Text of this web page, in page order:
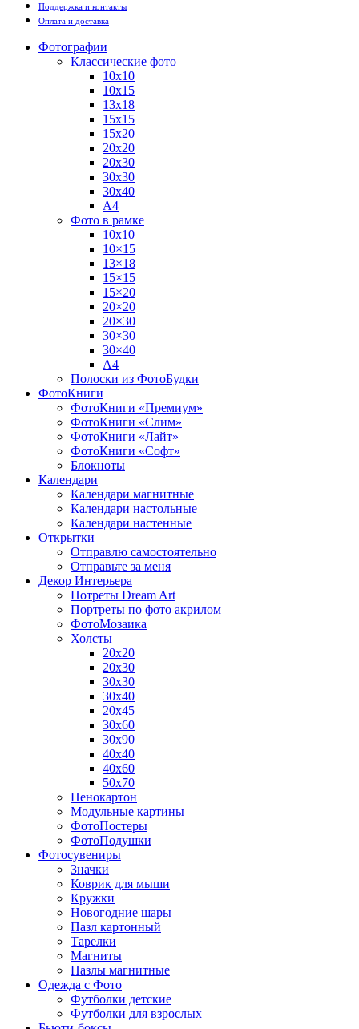
Поддержка и контакты
Оплата и доставка
Фотографии
Классические фото
10х10
10х15
13х18
15х15
15х20
20х20
20х30
30х30
30х40
А4
Фото в рамке
10х10
10×15
13×18
15×15
15×20
20×20
20×30
30×30
30×40
A4
Полоски из ФотоБудки
ФотоКниги
ФотоКниги «Премиум»
ФотоКниги «Слим»
ФотоКниги «Лайт»
ФотоКниги «Софт»
Блокноты
Календари
Календари магнитные
Календари настольные
Календари настенные
Открытки
Отправлю самостоятельно
Отправьте за меня
Декор Интерьера
Потреты Dream Art
Портреты по фото акрилом
ФотоМозаика
Холсты
20х20
20х30
30х30
30х40
20х45
30х60
30х90
40х40
40х60
50х70
Пенокартон
Модульные картины
ФотоПостеры
ФотоПодушки
Фотоcувениры
Значки
Коврик для мыши
Кружки
Новогодние шары
Пазл картонный
Тарелки
Магниты
Пазлы магнитные
Одежда с Фото
Футболки детские
Футболки для взрослых